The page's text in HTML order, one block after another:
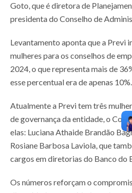
Goto, que é diretora de
presidenta do Conselho de
Levantamento aponta que a Previ
mulheres para os conselhos de
2024, o que representa mais de
esse percentual era de apenas 10%.
Atualmente a Previ tem três
de governança da entidade, o
elas: Luciana Athaide Brandão
Rosiane Barbosa Laviola, que
cargos em diretorias do Banco do
Os números reforçam o